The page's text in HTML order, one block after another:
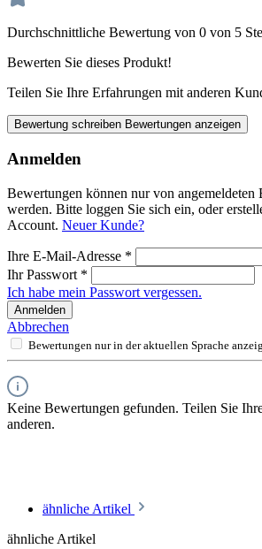
Durchschnittliche Bewertung von 0 von 5
Bewerten Sie dieses Produkt!
Teilen Sie Ihre Erfahrungen mit anderen
Bewertung schreiben Bewertungen anzeigen
Anmelden
Bewertungen können nur von angemeldeten
werden. Bitte loggen Sie sich ein, oder
Account. Neuer Kunde?
Ihre E-Mail-Adresse *
Ihr Passwort *
Ich habe mein Passwort vergessen.
Anmelden
Abbrechen
Bewertungen nur in der aktuellen Sprache
Keine Bewertungen gefunden. Teilen Sie
anderen.
ähnliche Artikel
ähnliche Artikel